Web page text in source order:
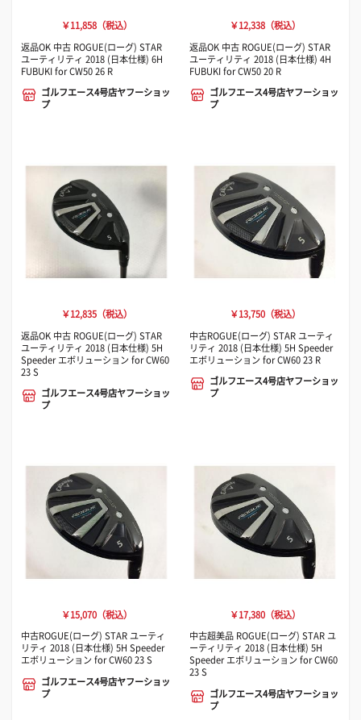
￥11,858（税込）
返品OK 中古 ROGUE(ローグ) STAR
ユーティリティ 2018 (日本仕様) 6H
FUBUKI for CW50 26 R
ゴルフエース4号店ヤフーショッ
プ
￥12,338（税込）
返品OK 中古 ROGUE(ローグ) STAR
ユーティリティ 2018 (日本仕様) 4H
FUBUKI for CW50 20 R
ゴルフエース4号店ヤフーショッ
プ
￥12,835（税込）
返品OK 中古 ROGUE(ローグ) STAR
ユーティリティ 2018 (日本仕様) 5H
Speeder エボリューション for CW60
23 S
ゴルフエース4号店ヤフーショッ
プ
￥13,750（税込）
中古ROGUE(ローグ) STAR ユーティ
リティ 2018 (日本仕様) 5H Speeder
エボリューション for CW60 23 R
ゴルフエース4号店ヤフーショッ
プ
￥15,070（税込）
中古ROGUE(ローグ) STAR ユーティ
リティ 2018 (日本仕様) 5H Speeder
エボリューション for CW60 23 S
ゴルフエース4号店ヤフーショッ
プ
￥17,380（税込）
中古超美品 ROGUE(ローグ) STAR ユ
ーティリティ 2018 (日本仕様) 5H
Speeder エボリューション for CW60
23 S
ゴルフエース4号店ヤフーショッ
プ